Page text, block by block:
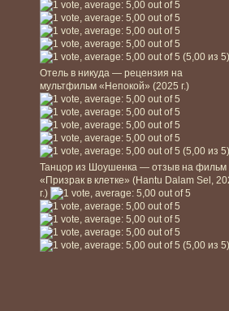
(5,00 из 5)
Отель в никуда — рецензия на
мультфильм «Непокой» (2025 г.)
(5,00 из 5)
Танцор из Шоушенка — отзыв на фильм
«Призрак в клетке» (Hantu Dalam Sel,
г.)
(5,00 из 5)